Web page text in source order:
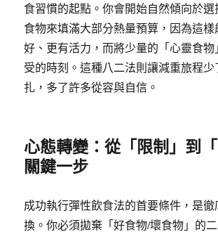
食習慣的起點。你會開始自然傾向於
食物來填滿大部分熱量預算，因為這
好、更有活力，而將少量的「心靈食
受的時刻。這種八二法則讓減重旅程
扎，多了許多從容與自信。
心態轉變：從「限制」到
關鍵一步
成功執行彈性飲食法的首要條件，是
換。你必須拋棄「好食物/壞食物」的